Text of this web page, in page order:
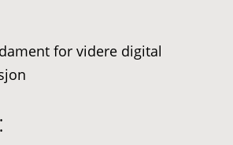
for videre digital